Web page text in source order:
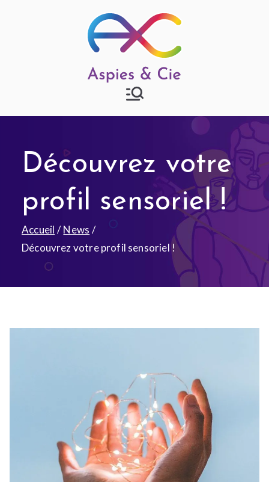
Aspies & Cie
Découvrez votre
profil sensoriel !
Accueil
News
Découvrez votre profil sensoriel !